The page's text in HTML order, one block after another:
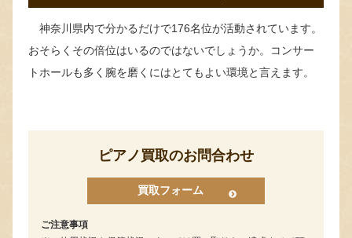
神奈川県内で分かるだけで176名位が活動されています。
おそらくその倍位はいるのではないでしょうか。コンサー
トホールも多く腕を磨くにはとてもよい環境と言えます。
ピアノ買取のお問合わせ
買取フォーム
ご注意事項